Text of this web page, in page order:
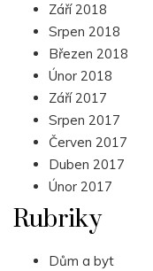
Září 2018
Srpen 2018
Březen 2018
Únor 2018
Září 2017
Srpen 2017
Červen 2017
Duben 2017
Únor 2017
Rubriky
Dům a byt